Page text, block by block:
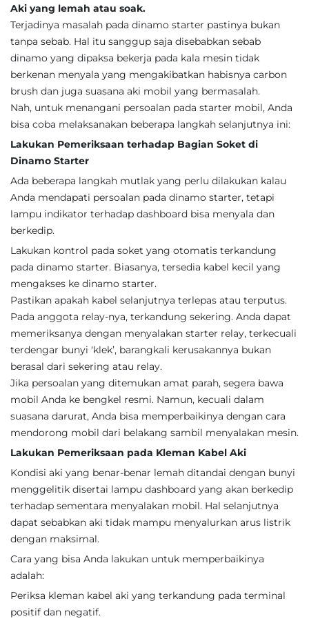
Aki yang lemah atau soak.
Terjadinya masalah pada dinamo starter pastinya bukan
tanpa sebab. Hal itu sanggup saja disebabkan sebab
dinamo yang dipaksa bekerja pada kala mesin tidak
berkenan menyala yang mengakibatkan habisnya carbon
brush dan juga suasana aki mobil yang bermasalah.
Nah, untuk menangani persoalan pada starter mobil, Anda
bisa coba melaksanakan beberapa langkah selanjutnya ini:
Lakukan Pemeriksaan terhadap Bagian Soket di
Dinamo Starter
Ada beberapa langkah mutlak yang perlu dilakukan kalau
Anda mendapati persoalan pada dinamo starter, tetapi
lampu indikator terhadap dashboard bisa menyala dan
berkedip.
Lakukan kontrol pada soket yang otomatis terkandung
pada dinamo starter. Biasanya, tersedia kabel kecil yang
mengakses ke dinamo starter.
Pastikan apakah kabel selanjutnya terlepas atau terputus.
Pada anggota relay-nya, terkandung sekering. Anda dapat
memeriksanya dengan menyalakan starter relay, terkecuali
terdengar bunyi ‘klek’, barangkali kerusakannya bukan
berasal dari sekering atau relay.
Jika persoalan yang ditemukan amat parah, segera bawa
mobil Anda ke bengkel resmi. Namun, kecuali dalam
suasana darurat, Anda bisa memperbaikinya dengan cara
mendorong mobil dari belakang sambil menyalakan mesin.
Lakukan Pemeriksaan pada Kleman Kabel Aki
Kondisi aki yang benar-benar lemah ditandai dengan bunyi
menggelitik disertai lampu dashboard yang akan berkedip
terhadap sementara menyalakan mobil. Hal selanjutnya
dapat sebabkan aki tidak mampu menyalurkan arus listrik
dengan maksimal.
Cara yang bisa Anda lakukan untuk memperbaikinya
adalah:
Periksa kleman kabel aki yang terkandung pada terminal
positif dan negatif.